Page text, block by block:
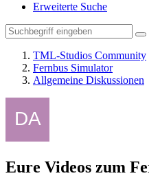
Erweiterte Suche
TML-Studios Community
Fernbus Simulator
Allgemeine Diskussionen
Eure Videos zum